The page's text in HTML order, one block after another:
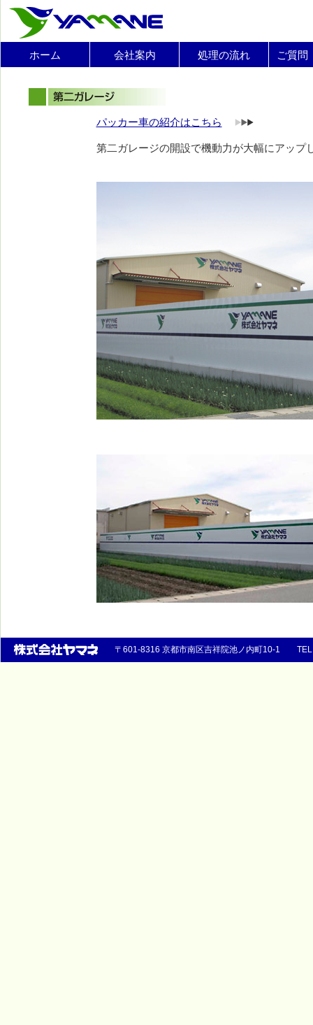
ホーム 会社案内 処理の流れ ご質問
パッカー車の紹介はこちら
第二ガレージの開設で機動力が大幅にアップ
〒601-8316 京都市南区吉祥院池ノ内町10-1